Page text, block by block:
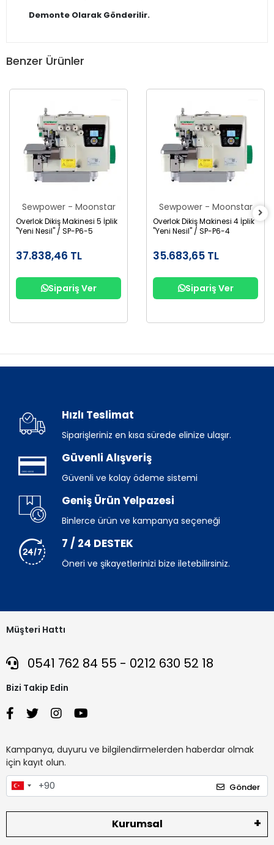
Demonte Olarak Gönderilir.
Benzer Ürünler
Sewpower - Moonstar
Overlok Dikiş Makinesi 5 İplik
"Yeni Nesil" / SP-P6-5
37.838,46 TL
Sipariş Ver
Sewpower - Moonstar
Overlok Dikiş Makinesi 4 İplik
"Yeni Nesil" / SP-P6-4
35.683,65 TL
Sipariş Ver
Hızlı Teslimat
Siparişleriniz en kısa sürede elinize ulaşır.
Güvenli Alışveriş
Güvenli ve kolay ödeme sistemi
Geniş Ürün Yelpazesi
Binlerce ürün ve kampanya seçeneği
7 / 24 DESTEK
Öneri ve şikayetlerinizi bize iletebilirsiniz.
Müşteri Hattı
0541 762 84 55 - 0212 630 52 18
Bizi Takip Edin
Kampanya, duyuru ve bilgilendirmelerden haberdar olmak
için kayıt olun.
Gönder
Kurumsal